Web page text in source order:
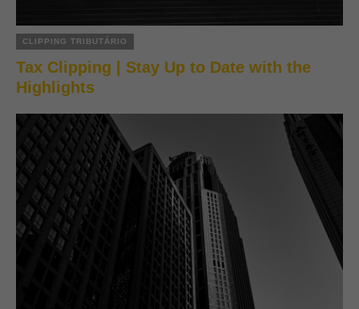
CLIPPING TRIBUTÁRIO
Tax Clipping | Stay Up to Date with the
Highlights